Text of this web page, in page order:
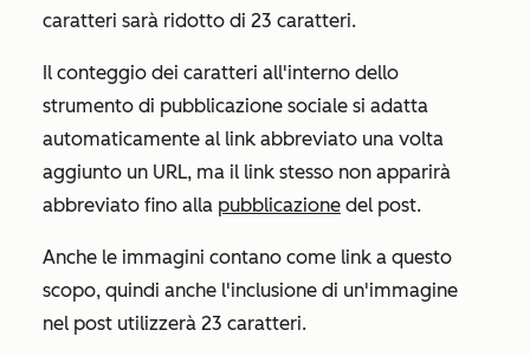
caratteri sarà ridotto di 23 caratteri.
Il conteggio dei caratteri all'interno dello
strumento di pubblicazione sociale si adatta
automaticamente al link abbreviato una volta
aggiunto un URL, ma il link stesso non apparirà
abbreviato fino alla pubblicazione del post.
Anche le immagini contano come link a questo
scopo, quindi anche l'inclusione di un'immagine
nel post utilizzerà 23 caratteri.